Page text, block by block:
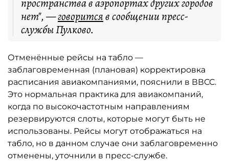
нет", —говоритсяв сообщении пресс-
службы Пулково.
Отменённые рейсы на табло —
заблаговременная (плановая) корректировка
расписания авиакомпаниями, пояснили в ВВСС.
Это нормальная практика для авиакомпаний,
когда по высокочастотным направлениям
резервируются слоты, которые могут быть не
использованы. Рейсы могут отображаться на
табло, но в данном случае они заблаговременно
отменены, уточнили в пресс-службе.